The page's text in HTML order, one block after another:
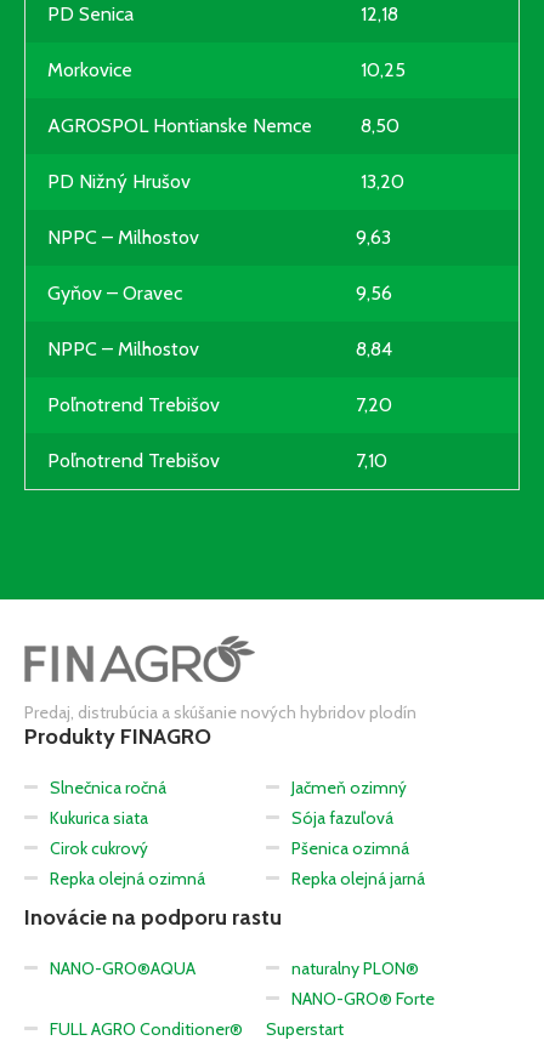
PD Senica 12,18
Morkovice 10,25
AGROSPOL Hontianske Nemce 8,50
PD Nižný Hrušov 13,20
NPPC – Milhostov 9,63
Gyňov – Oravec 9,56
NPPC – Milhostov 8,84
Poľnotrend Trebišov 7,20
Poľnotrend Trebišov 7,10
Predaj, distrubúcia a skúšanie nových hybridov plodín
Produkty FINAGRO
Slnečnica ročná
Jačmeň ozimný
Kukurica siata
Sója fazuľová
Cirok cukrový
Pšenica ozimná
Repka olejná ozimná
Repka olejná jarná
Inovácie na podporu rastu
NANO-GRO®AQUA naturalny PLON®
FULL AGRO Conditioner®
NANO-GRO® Forte
Superstart